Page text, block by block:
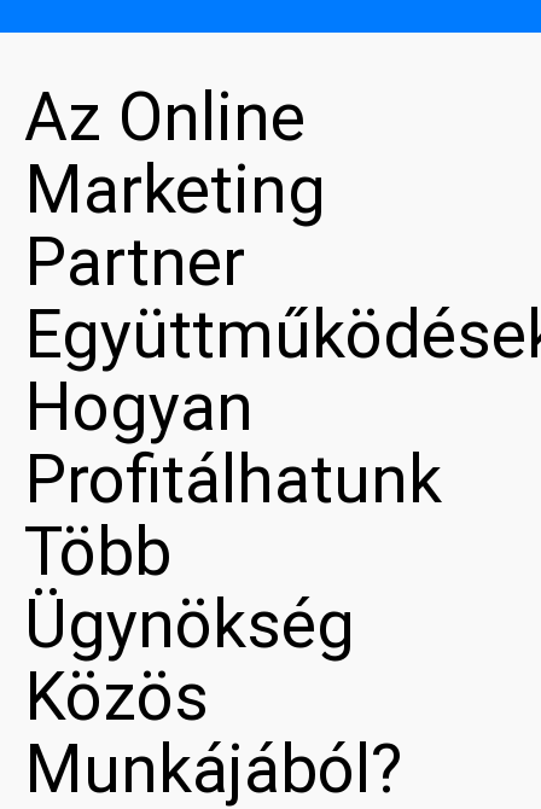
Az Online
Marketing
Partner
Hogyan
Profitálhatunk
Több
Ügynökség
Közös
Munkájából?